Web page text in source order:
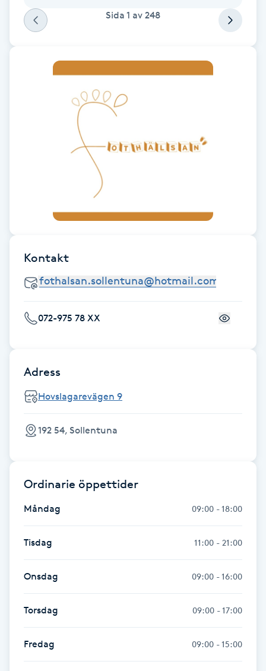
Fotsvamp
Fotvård
Fransborttagning
Fransförlängning Megavolym
Fransk manikyr
Fransrengöring
Frekvensterapi
Friskvård
Friskvårdsmassage
Funktionsanalys
Färgning
Föning
Gel naglar
Gelenaglar
Sida 1 av 248
Kontakt
072-975 78 XX
Adress
Hovslagarevägen 9
192 54, Sollentuna
Ordinarie öppettider
Måndag 09:00 - 18:00
Tisdag 11:00 - 21:00
Onsdag 09:00 - 16:00
Torsdag 09:00 - 17:00
Fredag 09:00 - 15:00